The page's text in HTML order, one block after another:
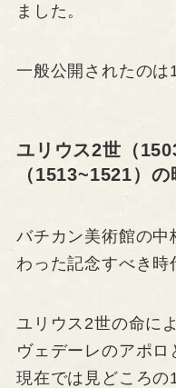
ました。
一般公開されたのは
ユリウス2世（
（1513~1521）の
バチカン美術館の中
わった記念すべき時
ユリウス2世の命に
ヴェデーレのアポロ
現在では見どころの